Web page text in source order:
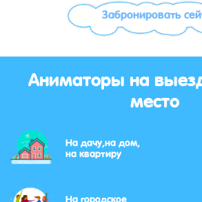
Забронировать
Аниматоры на
место
На дачу,на дом,
на квартиру
На городское